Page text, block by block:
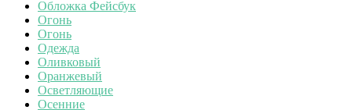
Обложка Фейсбук
Огонь
Огонь
Одежда
Оливковый
Оранжевый
Осветляющие
Осенние